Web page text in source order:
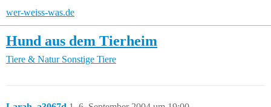
wer-weiss-was.de
Hund aus dem Tierheim
Tiere & Natur Sonstige Tiere